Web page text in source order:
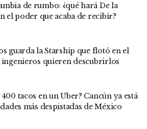
de rumbo: ¿qué hará De la
el poder que acaba de recibir?
guarda la Starship que flotó en el
quieren descubrirlos
tacos en un Uber? Cancún ya está
más despistadas de México